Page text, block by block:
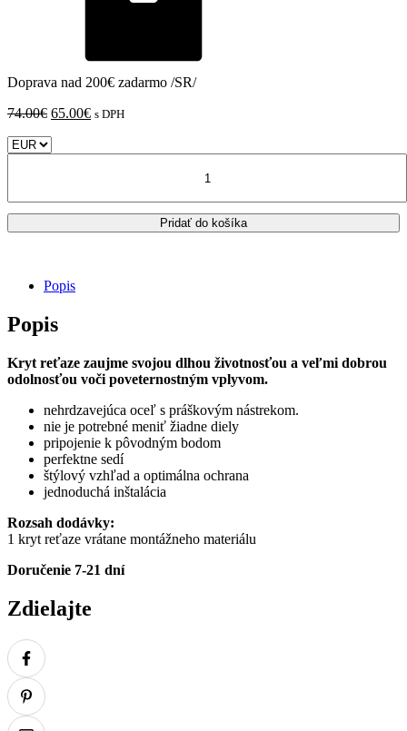
Doprava nad 200€ zadarmo /SR/
74.00€ Pôvodná
65.00€Aktuálna
s DPH
(19")
Zieger
-
kryt
reťaze
Pridať do košíka
Popis
Popis
Kryt reťaze zaujme svojou dlhou životnosťou a veľmi dobrou
odolnosťou voči poveternostným vplyvom.
nehrdzavejúca oceľ s práškovým nástrekom.
nie je potrebné meniť žiadne diely
pripojenie k pôvodným bodom
perfektne sedí
štýlový vzhľad a optimálna ochrana
jednoduchá inštalácia
Rozsah dodávky:
1 kryt reťaze vrátane montážneho materiálu
Doručenie 7-21 dní
Zdielajte